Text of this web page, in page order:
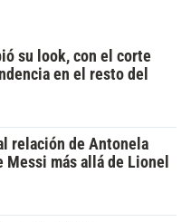
su look, con el corte
en el resto del
relación de Antonela
Messi más allá de Lionel